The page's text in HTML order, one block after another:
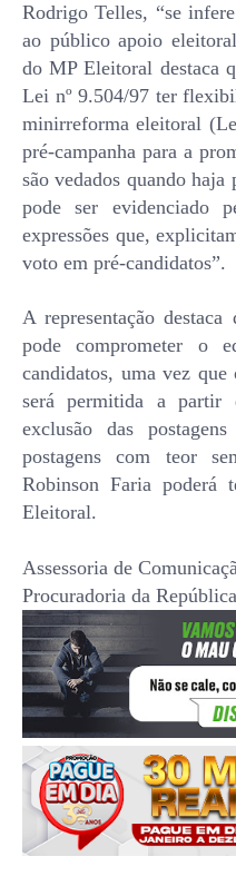
Rodrigo Telles, “se
ao público apoio
do MP Eleitoral destaca
Lei nº 9.504/97 ter
minirreforma eleitoral
pré-campanha para a
são vedados quando haja
pode ser evidenciado
expressões que,
voto em pré-candidatos”.
A representação destaca
pode comprometer o
candidatos, uma vez
será permitida a
exclusão das
postagens com teor
Robinson Faria poderá
Eleitoral.
Assessoria de
Procuradoria da